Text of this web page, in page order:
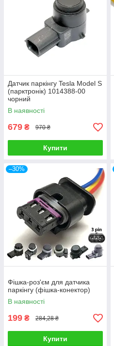
Датчик паркінгу Tesla Model S
(парктронік) 1014388-00
чорний
В наявності
679 ₴ 970 ₴
Купити
–30%
Фішка-роз'єм для датчика
паркінгу (фішка-конектор)
В наявності
199 ₴ 284,28 ₴
Купити